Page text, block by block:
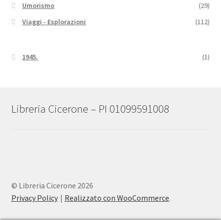
Umorismo
(29)
Viaggi - Esplorazioni
(112)
1945. (1)
Libreria Cicerone – PI 01099591008
© Libreria Cicerone 2026
Privacy Policy
Realizzato con WooCommerce.